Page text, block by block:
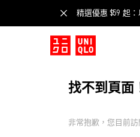
精選優惠 $59 起
找不到頁面
非常抱歉，您目前